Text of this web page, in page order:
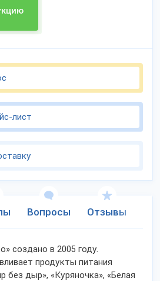
лист
Вопросы Отзывы
создано в 2005 году.
продукты питания
без дыр», «Куряночка», «Белая